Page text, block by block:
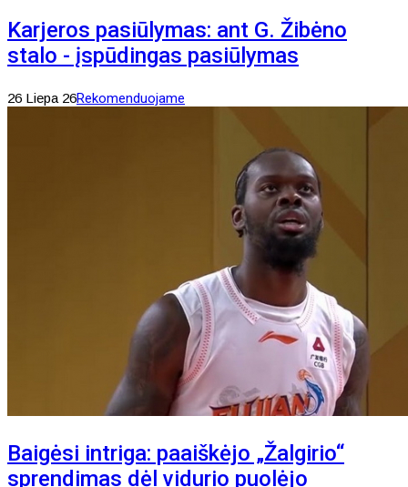
Karjeros pasiūlymas: ant G. Žibėno
stalo - įspūdingas pasiūlymas
26 Liepa 26Rekomenduojame
Baigėsi intriga: paaiškėjo „Žalgirio“
sprendimas dėl vidurio puolėjo